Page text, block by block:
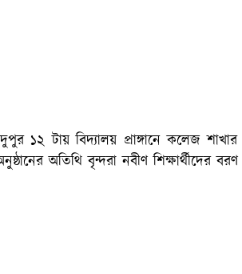
১২ টায় বিদ্যালয় প্রাঙ্গানে কলেজ
অতিথি বৃন্দরা নবীণ শিক্ষার্থীদের